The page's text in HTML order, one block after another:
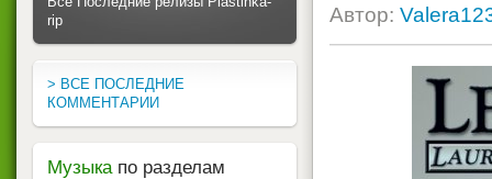
Автор:
rip
> ВСЕ ПОСЛЕДНИЕ
КОММЕНТАРИИ
Музыка по разделам